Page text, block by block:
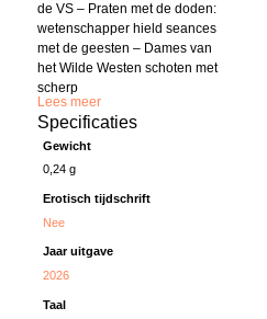
de VS – Praten met de doden:
wetenschapper hield seances
met de geesten – Dames van
het Wilde Westen schoten met
scherp
Lees meer
Specificaties
Gewicht
0,24 g
Erotisch tijdschrift
Nee
Jaar uitgave
2026
Taal